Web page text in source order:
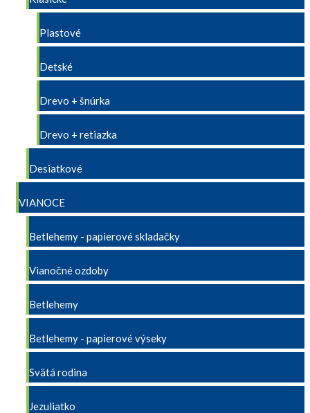
Plastové
Detské
Drevo + šnúrka
Drevo + retiazka
Desiatkové
VIANOCE
Betlehemy - papierové skladačky
Vianočné ozdoby
Betlehemy
Betlehemy - papierové výseky
Svätá rodina
Jezuliatko